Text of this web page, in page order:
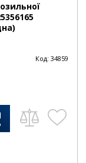
Код: 34859